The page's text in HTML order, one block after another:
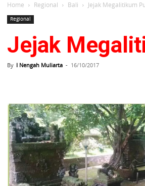
Home Regional Bali Jejak Megalitikum
Regional
Jejak
By I Nengah Muliarta - 16/10/2017